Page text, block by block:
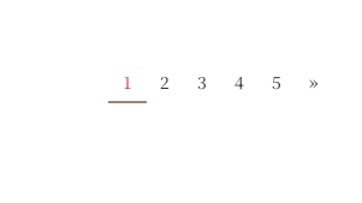
1 2 3 4 5 »